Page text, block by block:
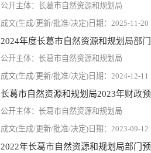
长葛市自然资源和规划局
2025-11-20
2024年度长葛市自然资源和规划局部
长葛市自然资源和规划局
2024-12-11
长葛市自然资源和规划局2023年财政
长葛市自然资源和规划局
2023-09-12
2022年长葛市自然资源和规划局部门